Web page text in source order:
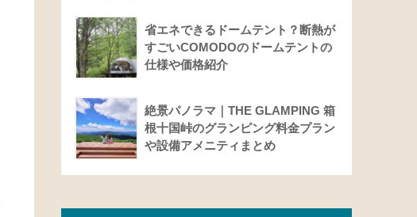
省エネできるドームテント？断熱が
すごいCOMODOのドームテントの
仕様や価格紹介
絶景パノラマ｜THE GLAMPING 箱
根十国峠のグランピング料金プラン
や設備アメニティまとめ